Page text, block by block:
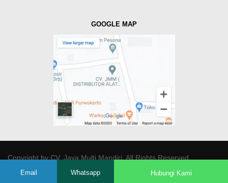
GOOGLE MAP
Copyright by CV. Java Multi Mandiri . All Rights Reserved.
Email Whatsapp Hubungi Kami